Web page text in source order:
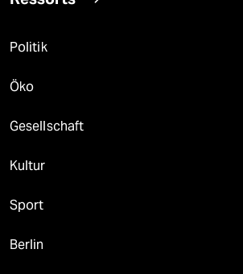
Politik
Öko
Gesellschaft
Kultur
Sport
Berlin